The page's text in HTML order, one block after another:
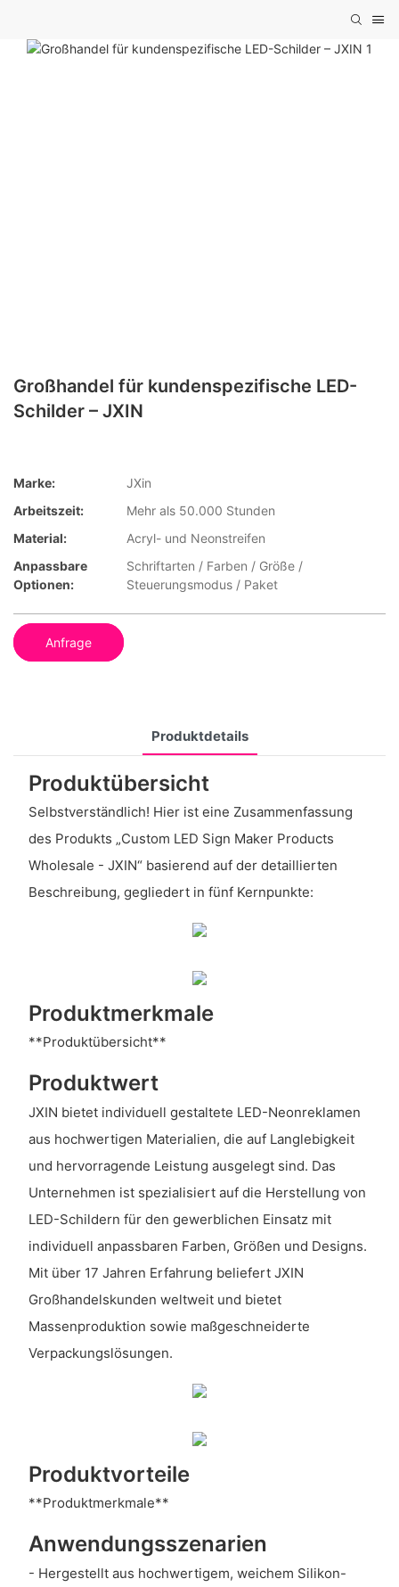
Großhandel für kundenspezifische LED-
Schilder – JXIN
Marke:
JXin
Arbeitszeit:
Mehr als 50.000 Stunden
Material:
Acryl- und Neonstreifen
Anpassbare
Optionen:
Schriftarten / Farben / Größe /
Steuerungsmodus / Paket
Anfrage
Produktdetails
Produktübersicht
Selbstverständlich! Hier ist eine Zusammenfassung
des Produkts „Custom LED Sign Maker Products
Wholesale - JXIN“ basierend auf der detaillierten
Beschreibung, gegliedert in fünf Kernpunkte:
Produktmerkmale
**Produktübersicht**
Produktwert
JXIN bietet individuell gestaltete LED-Neonreklamen
aus hochwertigen Materialien, die auf Langlebigkeit
und hervorragende Leistung ausgelegt sind. Das
Unternehmen ist spezialisiert auf die Herstellung von
LED-Schildern für den gewerblichen Einsatz mit
individuell anpassbaren Farben, Größen und Designs.
Mit über 17 Jahren Erfahrung beliefert JXIN
Großhandelskunden weltweit und bietet
Massenproduktion sowie maßgeschneiderte
Verpackungslösungen.
Produktvorteile
**Produktmerkmale**
Anwendungsszenarien
- Hergestellt aus hochwertigem, weichem Silikon-